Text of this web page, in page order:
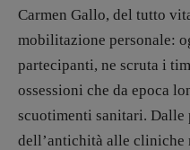
presente
Fumetti
Libro & Film
Pulp for kids
Opera prima
Carmen Gallo, del tutto
mobilitazione personale:
partecipanti, ne scruta i
ossessioni che da epoca
scuotimenti sanitari. Dalle
dell’antichità alle cliniche